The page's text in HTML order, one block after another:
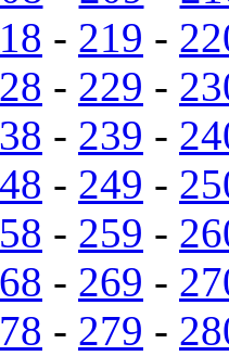
- 219 -
- 229 -
- 239 -
- 249 -
- 259 -
- 269 -
- 279 -